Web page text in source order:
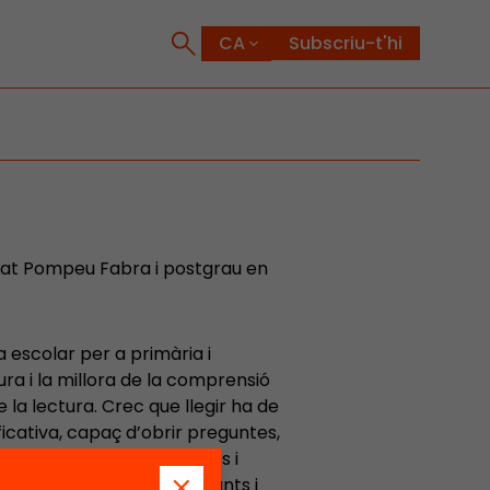
Subscriu-t'hi
Pompeu Fabra i postgrau en
escolar per a primària i
i la millora de la comprensió
la lectura. Crec que llegir ha de
capaç d’obrir preguntes,
per construir persones i